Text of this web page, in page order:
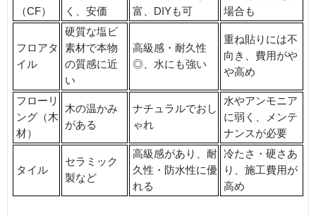
（CF）
く、安価
富、DIYも可
場合も
フロアタ
イル
硬質な塩ビ
素材で本物
の質感に近
い
高級感・耐久性
◎、水にも強い
重ね貼りには不
向き、費用がや
や高め
フローリ
ング（木
材）
木の温かみ
がある
ナチュラルでおし
ゃれ
水やアンモニア
に弱く、メンテ
ナンスが必要
タイル
セラミック
製など
高級感があり、耐
久性・防水性に優
れる
冷たさ・硬さあ
り、施工費用が
高め